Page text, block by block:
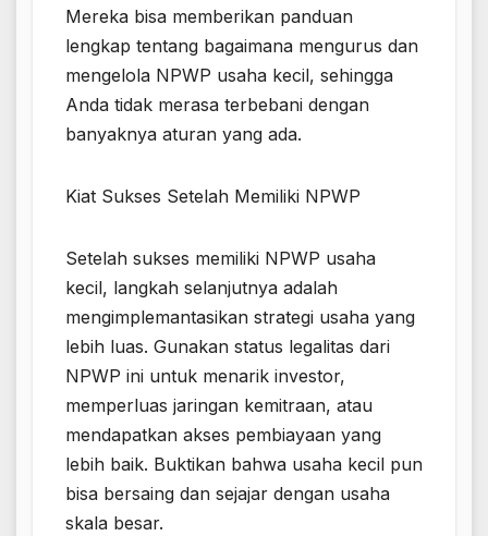
Mereka bisa memberikan panduan
lengkap tentang bagaimana mengurus dan
mengelola NPWP usaha kecil, sehingga
Anda tidak merasa terbebani dengan
banyaknya aturan yang ada.
Kiat Sukses Setelah Memiliki NPWP
Setelah sukses memiliki NPWP usaha
kecil, langkah selanjutnya adalah
mengimplemantasikan strategi usaha yang
lebih luas. Gunakan status legalitas dari
NPWP ini untuk menarik investor,
memperluas jaringan kemitraan, atau
mendapatkan akses pembiayaan yang
lebih baik. Buktikan bahwa usaha kecil pun
bisa bersaing dan sejajar dengan usaha
skala besar.